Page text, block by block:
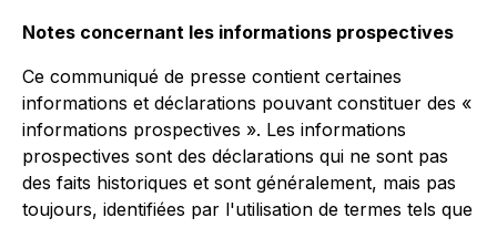
Notes concernant les informations prospectives
Ce communiqué de presse contient certaines
informations et déclarations pouvant constituer des «
informations prospectives ». Les informations
prospectives sont des déclarations qui ne sont pas
des faits historiques et sont généralement, mais pas
toujours, identifiées par l'utilisation de termes tels que